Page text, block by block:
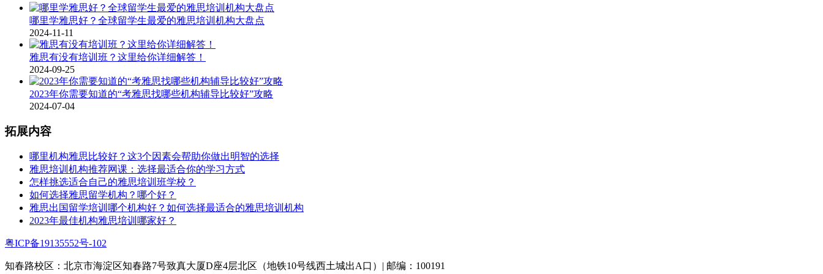
哪里学雅思好？全球留学生最爱的雅思培训机构大盘点
2024-11-11
雅思有没有培训班？这里给你详细解答！
2024-09-25
2023年你需要知道的“考雅思找哪些机构辅导比较好”攻略
2024-07-04
拓展内容
哪里机构雅思比较好？这3个因素会帮助你做出明智的选择
雅思培训机构推荐网课：选择最适合你的学习方式
怎样挑选适合自己的雅思培训班学校？
如何选择雅思留学机构？哪个好？
雅思出国留学培训哪个机构好？如何选择最适合的雅思培训机构
2023年最佳机构雅思培训哪家好？
粤ICP备19135552号-102
知春路校区：北京市海淀区知春路7号致真大厦D座4层北区（地铁10号线西土城出A口）| 邮编：100191